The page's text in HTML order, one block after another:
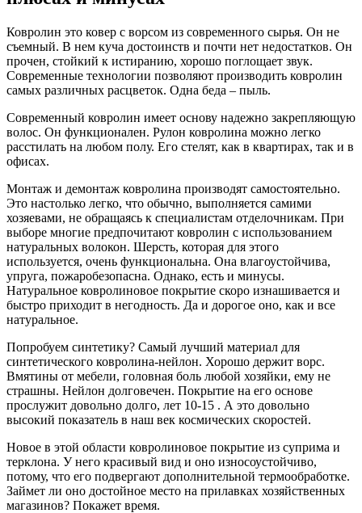
Ковролин это ковер с ворсом из современного сырья. Он не
съемный. В нем куча достоинств и почти нет недостатков. Он
прочен, стойкий к истиранию, хорошо поглощает звук.
Современные технологии позволяют производить ковролин
самых различных расцветок. Одна беда – пыль.
Современный ковролин имеет основу надежно закрепляющую
волос. Он функционален. Рулон ковролина можно легко
расстилать на любом полу. Его стелят, как в квартирах, так и в
офисах.
Монтаж и демонтаж ковролина производят самостоятельно.
Это настолько легко, что обычно, выполняется самими
хозяевами, не обращаясь к специалистам отделочникам. При
выборе многие предпочитают ковролин с использованием
натуральных волокон. Шерсть, которая для этого
используется, очень функциональна. Она влагоустойчива,
упруга, пожаробезопасна. Однако, есть и минусы.
Натуральное ковролиновое покрытие скоро изнашивается и
быстро приходит в негодность. Да и дорогое оно, как и все
натуральное.
Попробуем синтетику? Самый лучший материал для
синтетического ковролина-нейлон. Хорошо держит ворс.
Вмятины от мебели, головная боль любой хозяйки, ему не
страшны. Нейлон долговечен. Покрытие на его основе
прослужит довольно долго, лет 10-15 . А это довольно
высокий показатель в наш век космических скоростей.
Новое в этой области ковролиновое покрытие из суприма и
терклона. У него красивый вид и оно износоустойчиво,
потому, что его подвергают дополнительной термообработке.
Займет ли оно достойное место на прилавках хозяйственных
магазинов? Покажет время.